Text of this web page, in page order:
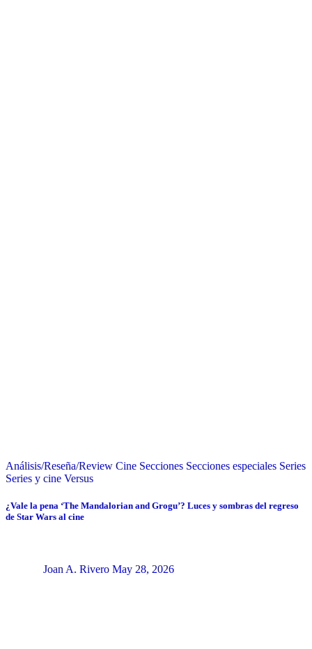
Análisis/Reseña/Review Cine Secciones Secciones especiales Series
Series y cine Versus
¿Vale la pena ‘The Mandalorian and Grogu’? Luces y sombras del regreso
de Star Wars al cine
Joan A. Rivero May 28, 2026